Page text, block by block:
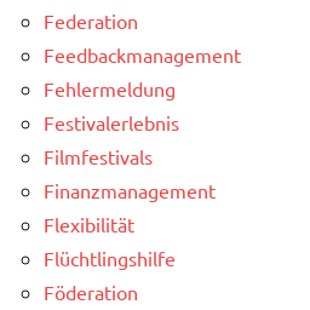
Federation
Feedbackmanagement
Fehlermeldung
Festivalerlebnis
Filmfestivals
Finanzmanagement
Flexibilität
Flüchtlingshilfe
Föderation